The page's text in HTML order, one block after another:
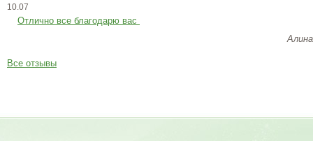
10.07
Отлично все благодарю вас
Алина
Все отзывы